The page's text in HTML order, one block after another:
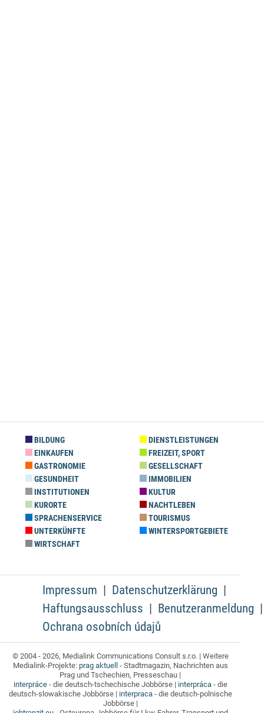
BILDUNG
DIENSTLEISTUNGEN
EINKAUFEN
FREIZEIT, SPORT
GASTRONOMIE
GESELLSCHAFT
GESUNDHEIT
IMMOBILIEN
INSTITUTIONEN
KULTUR
KURORTE
NACHTLEBEN
SPRACHENSERVICE
TOURISMUS
UNTERKÜNFTE
WINTERSPORTGEBIETE
WIRTSCHAFT
Impressum
Datenschutzerklärung
Haftungsausschluss
Benutzeranmeldung
Ochrana osobních údajů
© 2004 - 2026, Medialink Communications Consult s.r.o. | Weitere
Medialink-Projekte: prag aktuell - Stadtmagazin, Nachrichten aus
Prag und Tschechien, Presseschau |
interpráce- die deutsch-tschechische Jobbörse | interpráca- die
deutsch-slowakische Jobbörse | interpraca- die deutsch-polnische
Jobbörse |